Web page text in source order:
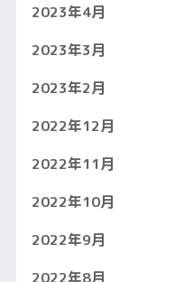
2023年4月
2023年3月
2023年2月
2022年12月
2022年11月
2022年10月
2022年9月
2022年8月